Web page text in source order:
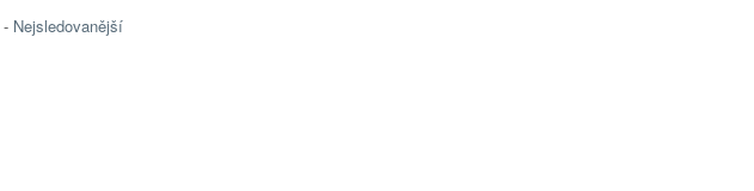
- Nejsledovanější